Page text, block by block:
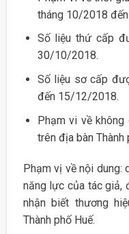
tháng 10/2018
Số liệu thứ cấp
30/10/2018.
Số liệu sơ cấp
đến 15/12/2018.
Phạm vi về
trên địa bàn Thành
Phạm vị về nội dung:
năng lực của tác giả,
nhận biết thương
Thành phố Huế.